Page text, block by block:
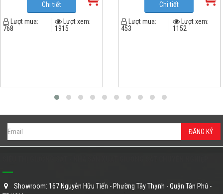
Chi tiết
Lượt mua:
768
Lượt xem:
1915
Chi tiết
Lượt mua:
453
Lượt xem:
1152
ĐĂNG KÝ
Showroom: 167 Nguyễn Hữu Tiến - Phường Tây Thạnh - Quận Tân Phú -